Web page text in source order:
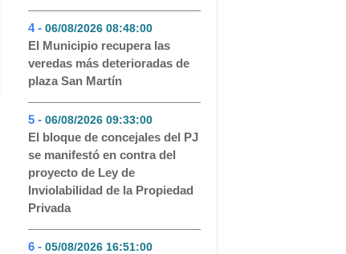
4 - 06/08/2026 08:48:00- 92
El Municipio recupera las
veredas más deterioradas de
plaza San Martín
5 - 06/08/2026 09:33:00- 91
El bloque de concejales del PJ
se manifestó en contra del
proyecto de Ley de
Inviolabilidad de la Propiedad
Privada
6 - 05/08/2026 16:51:00- 70